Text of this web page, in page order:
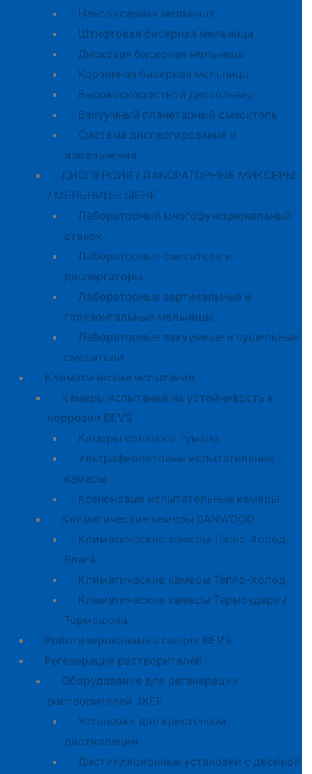
Нанобисерная мельница
Штифтовая бисерная мельница
Дисковая бисерная мельница
Корзинная бисерная мельница
Высокоскоростной диссольвер
Вакуумный планетарный смеситель
Система диспергирования и
измельчения
ДИСПЕРСИЯ / ЛАБОРАТОРНЫЕ МИКСЕРЫ
/ МЕЛЬНИЦЫ SIEHE
Лабораторный многофункциональный
станок
Лабораторные смесители и
диспергаторы
Лабораторные вертикальные и
горизонтальные мельницы
Лабораторные вакуумные и сушильные
смесители
Климатические испытания
Камеры испытаний на устойчивость к
коррозии BEVS
Камеры соляного тумана
Ультрафиолетовые испытательные
камеры
Ксеноновые испытательные камеры
Климатические камеры SANWOOD
Климатические камеры Тепло-Холод-
Влага
Климатические камеры Тепло-Холод
Климатические камеры Термоудара /
Термошока
Роботизированные станции BEVS
Регенерация растворителей
Оборудование для регенерации
растворителей JXEP
Установки для криогенной
дистилляции
Дистилляционные установки с двойной